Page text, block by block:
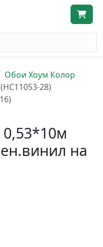
Обои Хоум Колор
28)
на